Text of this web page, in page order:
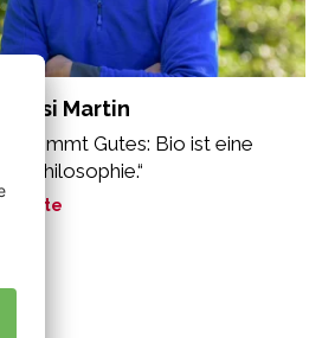
Martin
kommt Gutes: Bio ist eine
Philosophie.“